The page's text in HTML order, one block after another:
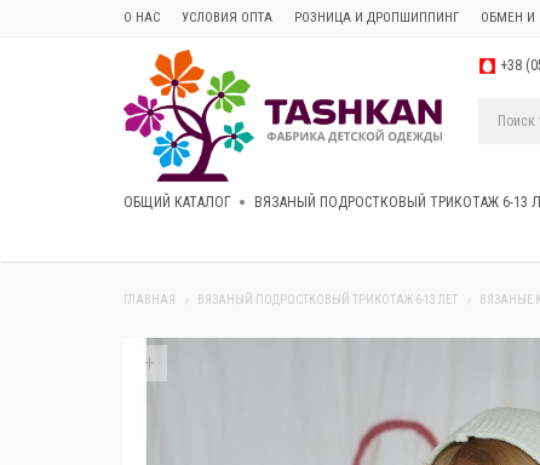
О НАС УСЛОВИЯ ОПТА РОЗНИЦА И ДРОПШИППИНГ ОБМЕН И
+38
ОБЩИЙ КАТАЛОГ ВЯЗАНЫЙ ПОДРОСТКОВЫЙ ТРИКОТАЖ 6-13
ГЛАВНАЯ ВЯЗАНЫЙ ПОДРОСТКОВЫЙ ТРИКОТАЖ 6-13 ЛЕТ ВЯЗАНЫЕ
+